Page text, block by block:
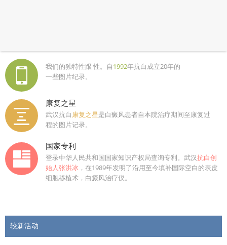
我们的独特性跟 性。自1992年抗白成立20年的
一些图片纪录。
康复之星
武汉抗白康复之星是白癜风患者自本院治疗期间至康复过
程的图片记录。
国家专利
登录中华人民共和国国家知识产权局查询专利。武汉抗白创
始人张洪冰 ，在1989年发明了沿用至今填补国际空白的表皮
细胞移植术，白癜风治疗仪。
较新活动